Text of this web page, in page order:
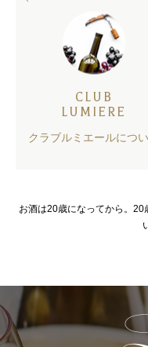
CLUB
LUMIERE
クラブルミエールにつ
お酒は20歳になってから。